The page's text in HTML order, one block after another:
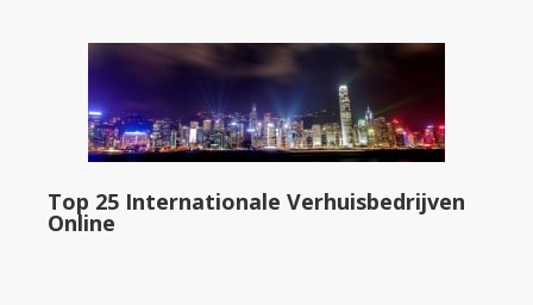
Top 25 Internationale Verhuisbedrijven
Online